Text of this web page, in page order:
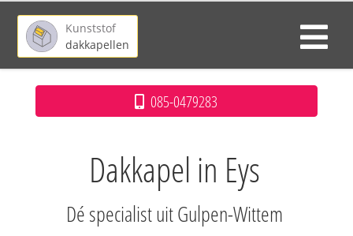
Kunststof
dakkapellen
085-0479283
Dakkapel in Eys
Dé specialist uit Gulpen-Wittem